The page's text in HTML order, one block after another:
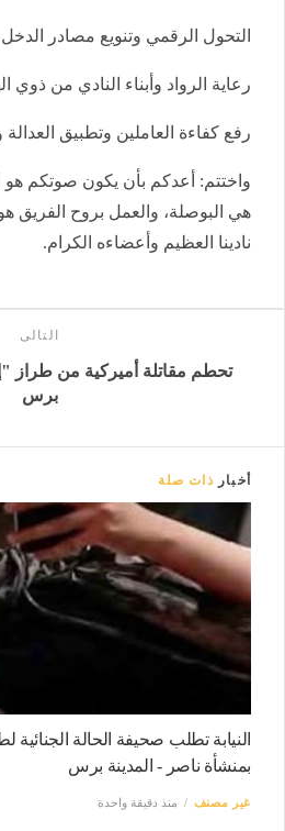
التحول الرقمي وتنويع مصادر
رعاية الرواد وأبناء النادي من ذوي
رفع كفاءة العاملين وتطبيق العدالة
واختتم: أعدكم بأن يكون صوتكم
هي البوصلة، والعمل بروح الفريق
نادينا العظيم وأعضاءه الكرام.
التالى
برس
أخبار ذات صلة
النيابة تطلب صحيفة الحالة
بمنشأة ناصر - المدينة برس
غير مصنف منذ دقيقة واحدة